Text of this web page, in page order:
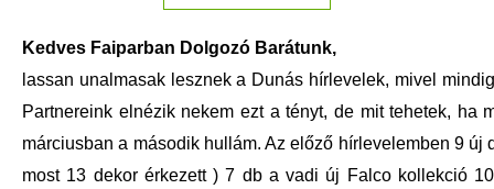
Kedves Faiparban Dolgozó Barátunk,
lassan unalmasak lesznek a Dunás hírlevelek, mivel
Partnereink elnézik nekem ezt a tényt, de mit tehetek, ha
márciusban a második hullám. Az előző hírlevelemben 9 új
most 13 dekor érkezett ) 7 db a vadi új Falco kollekció